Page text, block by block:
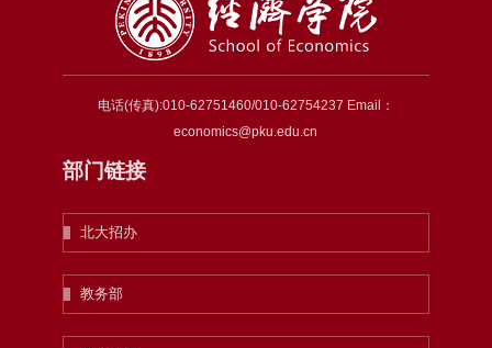
电话(传真):010-62751460/010-62754237 Email：
economics@pku.edu.cn
部门链接
北大招办
教务部